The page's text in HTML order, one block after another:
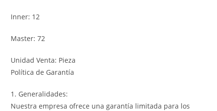
Inner: 12
Master: 72
Unidad Venta: Pieza
Política de Garantía
1. Generalidades:
Nuestra empresa ofrece una garantía limitada para los